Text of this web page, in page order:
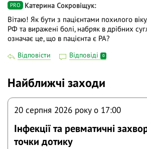
PRO Катерина Сокровіщук
Вітаю! Як бути з пацієнтами похилого
РФ та виражені болі, набряк в дрібних
означає це, що в пацієнта є РА?
Відповісти Відповіді 0
Найближчі заходи
20 серпня 2026 року o 17:00
Інфекції та ревматичні
точки дотику